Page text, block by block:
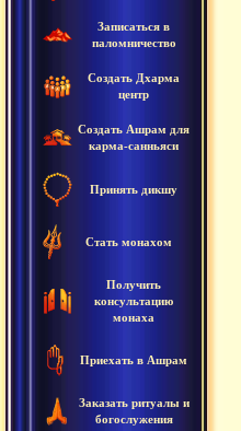
Записаться в
паломничество
Создать Дхарма
центр
Создать Ашрам для
карма-санньяси
Принять дикшу
Стать монахом
Получить
консультацию
монаха
Приехать в Ашрам
Заказать ритуалы и
богослужения